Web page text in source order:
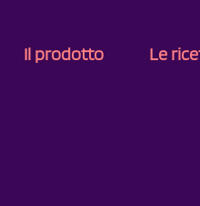
Il prodotto Le